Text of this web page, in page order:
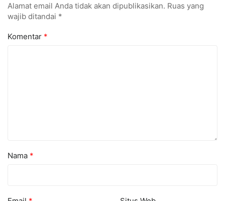
Alamat email Anda tidak akan dipublikasikan. Ruas yang
wajib ditandai *
Komentar *
Nama *